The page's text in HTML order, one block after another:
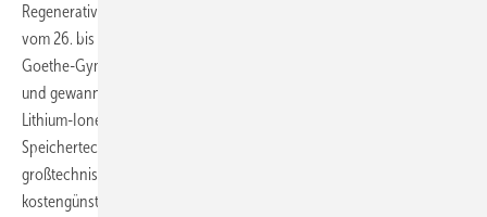
Regenerativspeichern. Der Bundesentscheid „Jugend forscht“ findet
vom 26. bis 30. Mai in Ludwigshafen statt. Drei Jungforscher vom
Goethe-Gymnasium Bensheim untersuchten Alternativen zum Lithium
und gewannen damit in Hessen den ersten Platz im Bereich Chemie.
Lithium-Ionen-Akkus sind inzwischen fest Bestandteil in der
Speichertechnik. Nach Ansicht der Schüler sind diese Akkus für
großtechnische Anlagen jedoch zu teuer. Daher untersuchten sie
kostengünstigere Akkusysteme, in denen die Lithium-Ionen durch